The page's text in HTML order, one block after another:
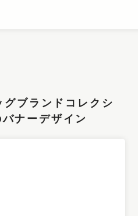
ブランドコレクシ
ナーデザイン